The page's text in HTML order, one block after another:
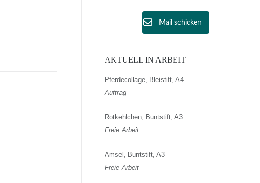
Mail schicken
AKTUELL IN ARBEIT
Pferdecollage, Bleistift, A4
Auftrag
Rotkehlchen, Buntstift, A3
Freie Arbeit
Amsel, Buntstift, A3
Freie Arbeit